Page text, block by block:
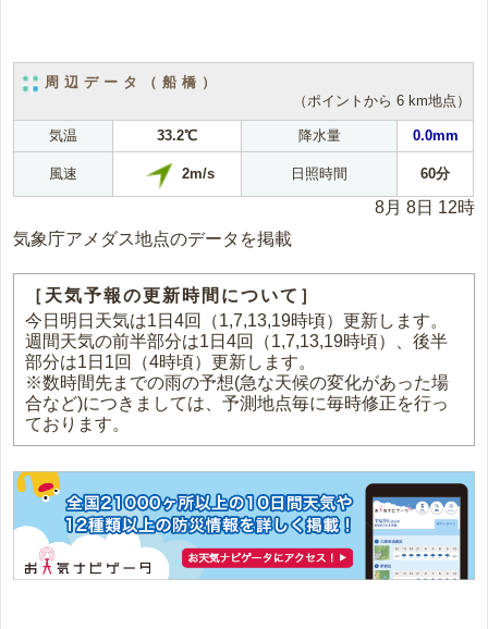
周辺データ（船橋）
（ポイントから 6 km地点）
気温 33.2℃ 降水量 0.0mm
風速 2m/s 日照時間 60分
8月 8日 12時
気象庁アメダス地点のデータを掲載
［天気予報の更新時間について］
今日明日天気は1日4回（1,7,13,19時頃）更新します。
週間天気の前半部分は1日4回（1,7,13,19時頃）、後半
部分は1日1回（4時頃）更新します。
※数時間先までの雨の予想(急な天候の変化があった場
合など)につきましては、予測地点毎に毎時修正を行っ
ております。